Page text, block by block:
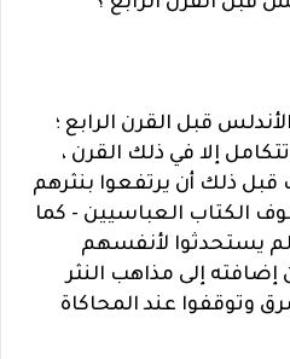
قبل القرن الرابع ؛
إلا في ذلك القرن ،
ذلك أن يرتفعوا بنثرهم
الكتاب العباسيين - كما
لم يستحدثوا لأنفسهم
إضافته إلى مذاهب النثر
وتوقفوا عند المحاكاة